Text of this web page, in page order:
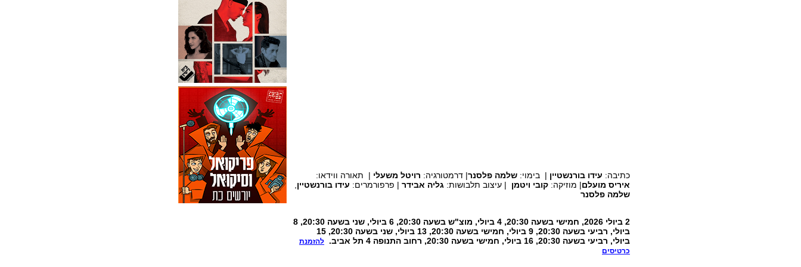
כתיבה: עידו בורנשטיין | בימוי: שלמה פלסנר| דרמטורגיה: רויטל משעלי | תאורה ווידאו:
איריס מועלם| מוזיקה: קובי ויטמן | עיצוב תלבושות: גליה אבידר | פרפורמרים: עידו בורנשטיין
שלמה פלסנר
2 ביולי 2026, חמישי בשעה 20:30, 4 ביולי, מוצ"ש בשעה 20:30, 6 ביולי, שני בשעה 20:30, 8
ביולי, רביעי בשעה 20:30, 9 ביולי, חמישי בשעה 20:30, 13 ביולי, שני בשעה 20:30, 15
ביולי, רביעי בשעה 20:30, 16 ביולי, חמישי בשעה 20:30, רחוב התנופה 4 תל אביב.
להזמנת
כרטיסים